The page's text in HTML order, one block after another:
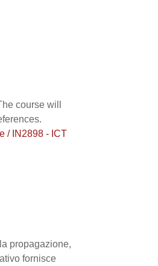
course will
/ IN2898 - ICT
propagazione,
fornisce